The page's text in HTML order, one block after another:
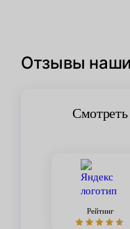
Отзывы
Рейтинг